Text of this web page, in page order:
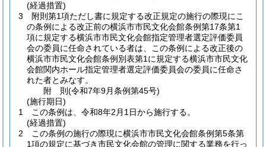
(経過措置)
3
附則第1項ただし書に規定する改正規定の施行の際現にこ
の条例による改正前の横浜市市民文化会館条例第17条第1
項に規定する横浜市市民文化会館指定管理者選定評価委員
会の委員に任命されている者は、この条例による改正後の
横浜市市民文化会館条例別表第1に規定する横浜市市民文化
会館関内ホール指定管理者選定評価委員会の委員に任命さ
れた者とみなす。
附 則(令和7年9月条例第45号)
(施行期日)
1
この条例は、令和8年2月1日から施行する。
(経過措置)
2
この条例の施行の際現に横浜市市民文化会館条例第5条第
1項の規定に基づき市民文化会館の管理に関する業務を行っ